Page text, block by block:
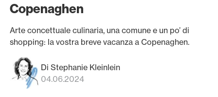
Copenaghen
Arte concettuale culinaria, una comune e un po’ di
shopping: la vostra breve vacanza a Copenaghen.
Di Stephanie Kleinlein
04.06.2024